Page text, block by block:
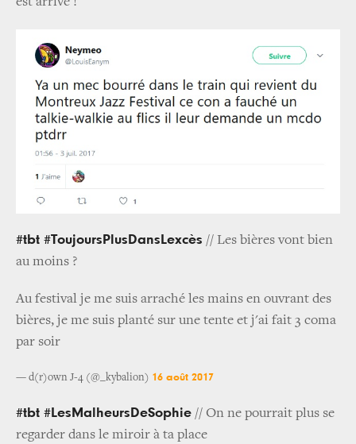
#tbt #ToujoursPlusDansLexcès // Les bières vont bien
au moins ?
Au festival je me suis arraché les mains en ouvrant des
bières, je me suis planté sur une tente et j'ai fait 3 coma
par soir
— d(r)own J-4 (@_kybalion) 16 août 2017
#tbt #LesMalheursDeSophie // On ne pourrait plus se
regarder dans le miroir à ta place